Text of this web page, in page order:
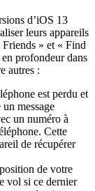
d’iOS 13
leurs appareils
» et « Find
profondeur dans
autres :
est perdu et
message
un numéro à
Cette
de récupérer
de votre
vol si ce dernier